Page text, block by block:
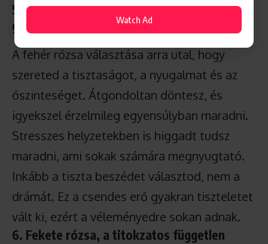
5. Fehér rózsa, a nyugodt és bölcs
gondolkodó
A fehér rózsa választása arra utal, hogy
szereted a tisztaságot, a nyugalmat és az
őszinteséget. Átgondoltan döntesz, és
igyekszel érzelmileg egyensúlyban maradni.
Stresszes helyzetekben is higgadt tudsz
maradni, ami sokak számára megnyugtató.
Inkább a tiszta beszédet választod, nem a
drámát. Ez a csendes erő gyakran tiszteletet
vált ki, ezért a véleményedre sokan adnak.
6. Fekete rózsa, a titokzatos független
Watch Ad